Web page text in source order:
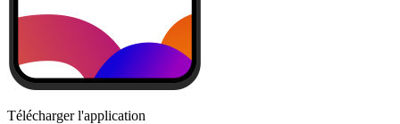
Télécharger l'application